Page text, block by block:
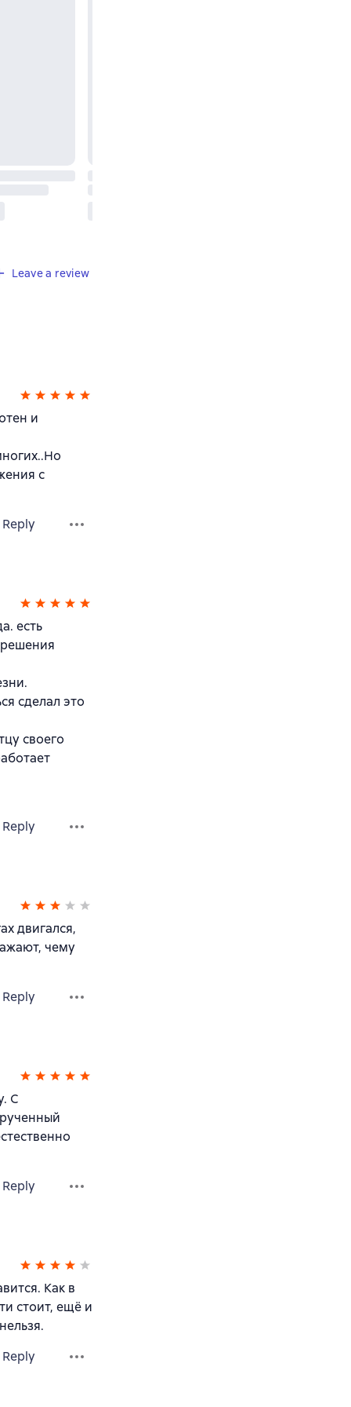
Leave a review
и
с
Reply
есть
сделал это
своего
Reply
двигался,
чему
Reply
С
Reply
Как в
стоит, ещё и
Reply